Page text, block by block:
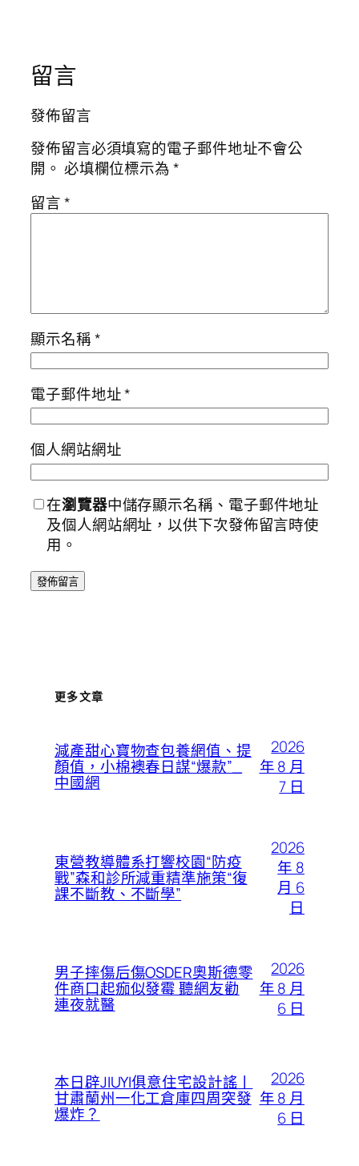
留言
發佈留言
發佈留言必須填寫的電子郵件地址不會公
開。 必填欄位標示為*
留言*
顯示名稱*
電子郵件地址*
個人網站網址
在瀏覽器中儲存顯示名稱、電子郵件地址
及個人網站網址，以供下次發佈留言時使
用。
更多文章
減產甜心寶物查包養網值、提
顏值，小棉襖春日謀“爆款”_
中國網
2026
年 8 月
7 日
東營教導體系打響校園“防疫
戰”森和診所減重精準施策“復
課不斷教、不斷學”
2026
年 8
月 6
日
男子摔傷后傷OSDER奧斯德零
件商口起痂似發霉 聽網友勸
連夜就醫
2026
年 8 月
6 日
本日辟JIUYI俱意住宅設計謠丨
甘肅蘭州一化工倉庫四周突發
爆炸？
2026
年 8 月
6 日